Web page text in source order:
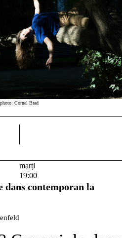
photo: Cornel Brad
marți
19:00
dans contemporan la